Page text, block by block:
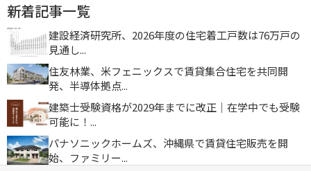
新着記事一覧
建設経済研究所、2026年度の住宅着工戸数は76万戸の
見通し...
住友林業、米フェニックスで賃貸集合住宅を共同開
発、半導体拠点...
建築士受験資格が2029年までに改正｜在学中でも受験
可能に！...
パナソニックホームズ、沖縄県で賃貸住宅販売を開
始、ファミリー...